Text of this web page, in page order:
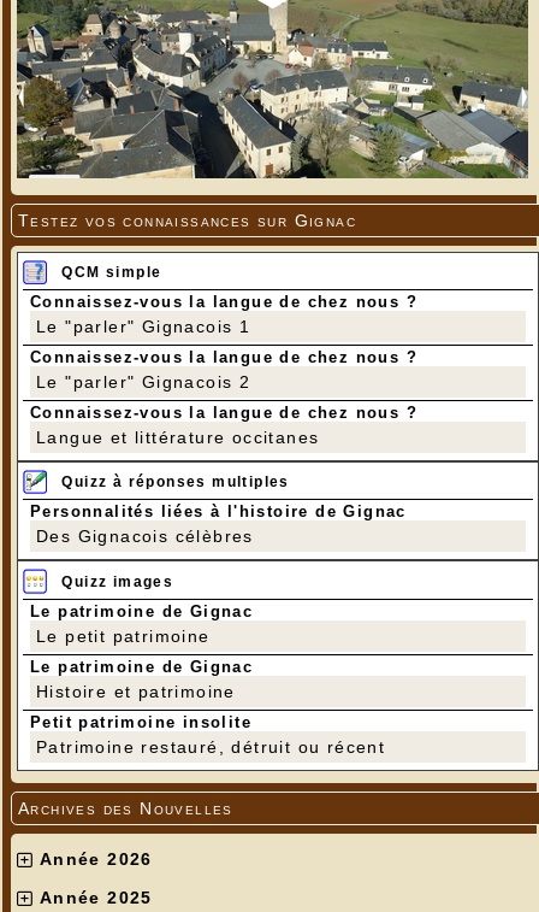
Testez vos connaissances sur Gignac
QCM simple
Connaissez-vous la langue de chez nous ?
Le "parler" Gignacois 1
Connaissez-vous la langue de chez nous ?
Le "parler" Gignacois 2
Connaissez-vous la langue de chez nous ?
Langue et littérature occitanes
Quizz à réponses multiples
Personnalités liées à l'histoire de Gignac
Des Gignacois célèbres
Quizz images
Le patrimoine de Gignac
Le petit patrimoine
Le patrimoine de Gignac
Histoire et patrimoine
Petit patrimoine insolite
Patrimoine restauré, détruit ou récent
Archives des Nouvelles
Année 2026
Année 2025